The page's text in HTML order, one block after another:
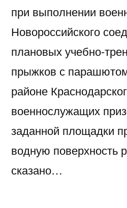
при выполнении
Новороссийского
плановых учебно-
прыжков с
районе
военнослужащих
заданной площадки
водную поверхность
сказано…